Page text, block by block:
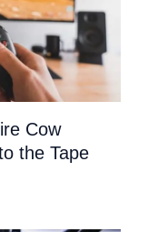
Cow
the Tape